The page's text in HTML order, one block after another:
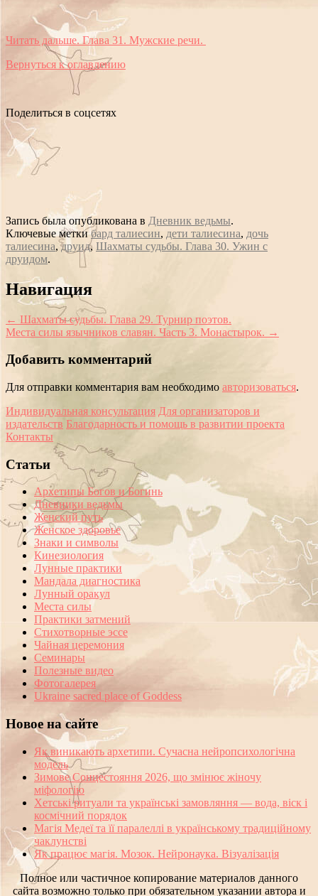
Читать дальше. Глава 31. Мужские речи.
Вернуться к оглавлению
Поделиться в соцсетях
Запись была опубликована в Дневник ведьмы.
Ключевые меткибард талиесин, дети талиесина, дочь
талиесина,друид, Шахматы судьбы. Глава 30. Ужин с
друидом.
Сообщение
навигации
Навигация
← Шахматы судьбы. Глава 29. Турнир поэтов.
Места силы язычников славян. Часть 3. Монастырок. →
Добавить комментарий
Для отправки комментария вам необходимо авторизоваться.
Индивидуальная консультация Для организаторов и
издательств Благодарность и помощь в развитии проекта
Контакты
Статьи
Архетипы Богов и Богинь
Дневники ведьмы
Женский путь
Женское здоровье
Знаки и символы
Кинезиология
Лунные практики
Мандала диагностика
Лунный оракул
Места силы
Практики затмений
Стихотворные эссе
Чайная церемония
Семинары
Полезные видео
Фотогалерея
Ukraine sacred place of Goddess
Новое на сайте
Як виникають архетипи. Сучасна нейропсихологічна
модель
Зимове Сонцестояння 2026, що змінює жіночу
міфологію
Хетські ритуали та українські замовляння — вода, віск і
космічний порядок
Магія Медеї та її паралеллі в українському традиційному
чаклунстві
Як працює магія. Мозок. Нейронаука. Візуалізація
Полное или частичное копирование материалов данного
сайта возможно только при обязательном указании автора и